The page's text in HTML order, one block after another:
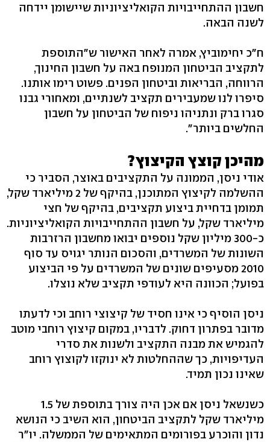
חשבון ההתחייבויות הקואליציוניות שיישומן יידחה
לשנה הבאה.
ח"כ יחימוביץ, אמרה לאחר האישור ש"התוספת
לתקציב הביטחון המנופח באה על חשבון החינוך,
הרווחה, הבריאות וביטחון הפנים. פשוט רימו אותנו.
סיפרו לנו שמעבירים תקציב לשנתיים, ומאחורי גבנו
סגרו ברק ונתניהו ניפוח של הביטחון על חשבון
החלשים ביותר״.
מהיכן קוצץ הקיצוץ?
אודי ניסן, הממונה על התקציבים באוצר, הסביר כי
ההשלמה לקיצוץ המתוכנן, בהיקף של 2 מיליארד שקל,
תמומן בדחיית ביצוע תקציבים, בהיקף של חצי
מיליארד שקל, על חשבון ההתחייבויות הקואליציוניות.
כ-300 מיליון שקל נוספים יבואו מחשבון הרזרבות
השונות של המשרדים, והסכום הנותר יגויס עד סוף
2010 מסעיפים שונים של המשרדים על פי הביצוע
בפועל; הכוונה היא לעודפי תקציב שלא נוצלו.
ניסן הוסיף כי אינו חסיד של קיצוצי רוחב וכי לדעתו
מדובר בפתרון דחוק. לדבריו, במקום קיצוץ רוחבי מוטב
להגמיש את מבנה התקציב ולשנות את סדרי
העדיפויות, כך שההחלטות לא ינוקזו לקוצוץ רוחב
שאינו נכון תמיד.
כשנשאל ניסן אם אכן היה צורך בתוספת של 1.5
מיליארד שקל לתקציב הביטחון, הוא השיב כי הנושא
נדון והוכרע בפורומים המתאימים של הממשלה. יו"ר